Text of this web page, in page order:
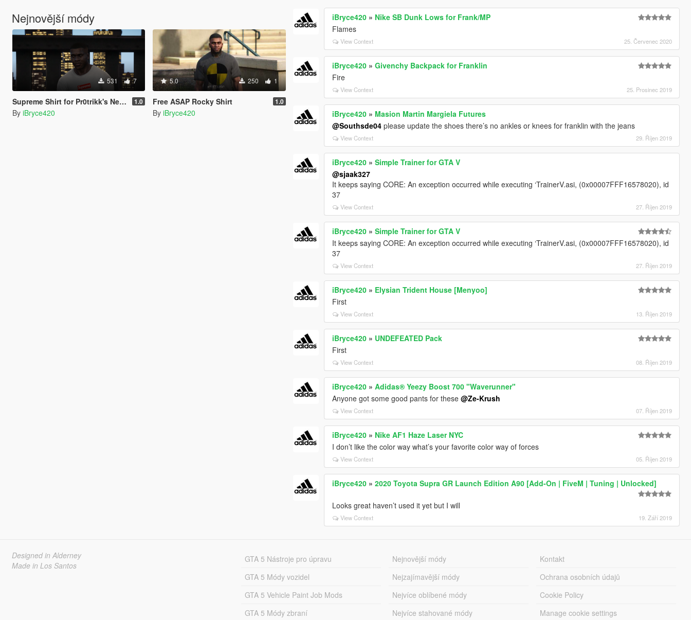
Nejnovější módy
531 7
Supreme Shirt for Pr0trikk's New Shirt 1.0
By iBryce420
5.0 250 1
Free ASAP Rocky Shirt 1.0
By iBryce420
iBryce420 » Nike SB Dunk Lows for Frank/MP
Flames
View Context 25. Červenec 2020
iBryce420 »Givenchy Backpack for Franklin
Fire
View Context 25. Prosinec 2019
iBryce420 » Masion Martin Margiela Futures
@Southsde04 please update the shoes there’s no ankles or knees for franklin with the jeans
View Context 29. Říjen 2019
iBryce420 »Simple Trainer for GTA V
@sjaak327
It keeps saying CORE: An exception occurred while executing ‘TrainerV.asi, (0x00007FFF16578020), id
37
View Context 27. Říjen 2019
iBryce420 »Simple Trainer for GTA V
It keeps saying CORE: An exception occurred while executing ‘TrainerV.asi, (0x00007FFF16578020), id
37
View Context 27. Říjen 2019
iBryce420 » Elysian Trident House [Menyoo]
First
View Context 13. Říjen 2019
iBryce420 » UNDEFEATED Pack
First
View Context 08. Říjen 2019
iBryce420 »Adidas® Yeezy Boost 700 "Waverunner"
Anyone got some good pants for these@Ze-Krush
View Context 07. Říjen 2019
iBryce420 » Nike AF1 Haze Laser NYC
I don’t like the color way what’s your favorite color way of forces
View Context 05. Říjen 2019
iBryce420 »2020 Toyota Supra GR Launch Edition A90 [Add-On | FiveM | Tuning | Unlocked]
Looks great haven’t used it yet but I will
View Context 19. Září 2019
Designed in Alderney
Made in Los Santos
GTA 5 Nástroje pro úpravu
GTA 5 Módy vozidel
GTA 5 Vehicle Paint Job Mods
GTA 5 Módy zbraní
Nejnovější módy
Nejzajímavější módy
Nejvíce oblíbené módy
Nejvíce stahované módy
Kontakt
Ochrana osobních údajů
Cookie Policy
Manage cookie settings